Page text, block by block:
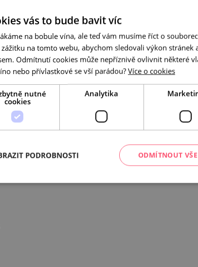
státního rozpočtu České republiky z programu Ministerstva
vás to bude bavit víc
na bobule vína, ale teď vám musíme říct o
na tomto webu, abychom sledovali výkon stránek
Odmítnutí cookies může nepříznivě ovlivnit některé
nebo přívlastkové se vší parádou? Více o cookies
nutné
cookies
Analytika
ODMÍTNOUT VŠE
PODROBNOSTI